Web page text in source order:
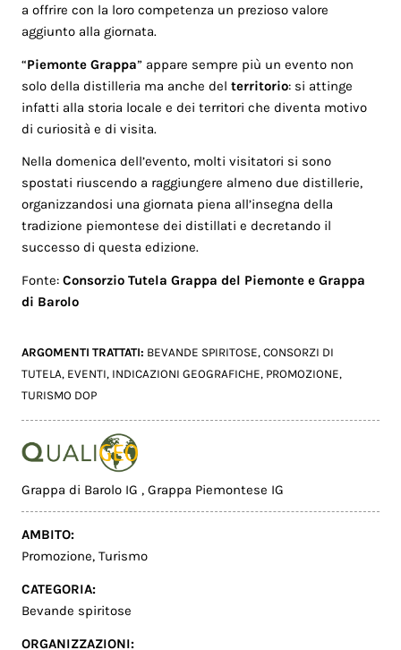
a offrire con la loro competenza un prezioso valore
aggiunto alla giornata.
“Piemonte Grappa” appare sempre più un evento non
solo della distilleria ma anche delterritorio: si attinge
infatti alla storia locale e dei territori che diventa motivo
di curiosità e di visita.
Nella domenica dell’evento, molti visitatori si sono
spostati riuscendo a raggiungere almeno due distillerie,
organizzandosi una giornata piena all’insegna della
tradizione piemontese dei distillati e decretando il
successo di questa edizione.
Fonte:Consorzio Tutela Grappa del Piemonte e Grappa
di Barolo
ARGOMENTI TRATTATI: BEVANDE SPIRITOSE,CONSORZI DI
TUTELA, EVENTI, INDICAZIONI GEOGRAFICHE, PROMOZIONE,
TURISMO DOP
Grappa di Barolo IG ,Grappa Piemontese IG
AMBITO:
Promozione,Turismo
CATEGORIA:
Bevande spiritose
ORGANIZZAZIONI: